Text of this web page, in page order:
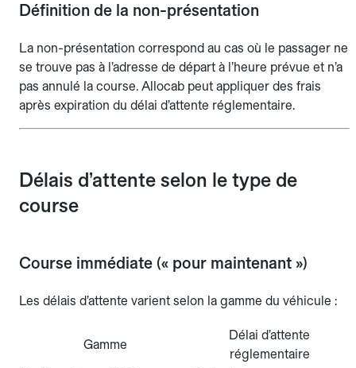
Définition de la non-présentation
La non-présentation correspond au cas où le passager ne
se trouve pas à l’adresse de départ à l’heure prévue et n’a
pas annulé la course. Allocab peut appliquer des frais
après expiration du délai d’attente réglementaire.
Délais d’attente selon le type de
course
Course immédiate (« pour maintenant »)
Les délais d’attente varient selon la gamme du véhicule :
Gamme
Délai d’attente
réglementaire